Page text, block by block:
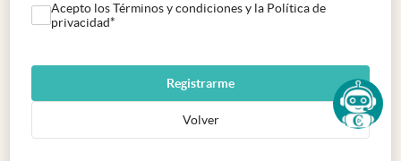
Acepto los Términos y condiciones y la Política de
privacidad*
Registrarme
Volver